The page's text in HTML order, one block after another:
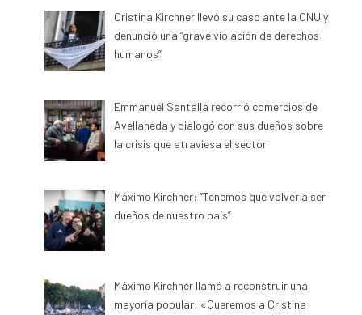
Cristina Kirchner llevó su caso ante la ONU y
denunció una “grave violación de derechos
humanos”
Emmanuel Santalla recorrió comercios de
Avellaneda y dialogó con sus dueños sobre
la crisis que atraviesa el sector
Máximo Kirchner: “Tenemos que volver a ser
dueños de nuestro país”
Máximo Kirchner llamó a reconstruir una
mayoría popular: «Queremos a Cristina